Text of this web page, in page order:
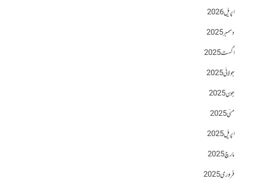
اپریل 2026
دسمبر 2025
اگست 2025
جولائی 2025
جون 2025
مئی 2025
اپریل 2025
مارچ 2025
فروری 2025